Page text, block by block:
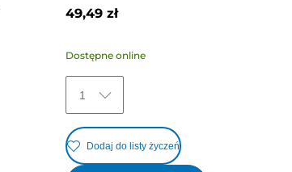
49,49 zł
Dostępne online
1
Dodaj do listy życzeń